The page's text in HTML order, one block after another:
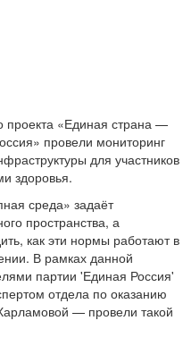
проекта «Единая страна —
провели мониторинг
для участников
здоровья.
среда» задаёт
пространства, а
как эти нормы работают в
В рамках данной
партии 'Единая Россия'
отдела по оказанию
— провели такой